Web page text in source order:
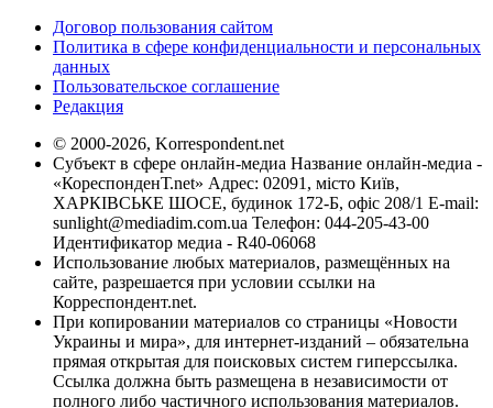
Договор пользования сайтом
Политика в сфере конфиденциальности и персональных
данных
Пользовательское соглашение
Редакция
© 2000-2026, Korrespondent.net
Субъект в сфере онлайн-медиа Название онлайн-медиа -
«КореспонденТ.net» Адрес: 02091, місто Київ,
ХАРКІВСЬКЕ ШОСЕ, будинок 172-Б, офіс 208/1 E-mail:
sunlight@mediadim.com.ua Телефон: 044-205-43-00
Идентификатор медиа - R40-06068
Использование любых материалов, размещённых на
сайте, разрешается при условии ссылки на
Корреспондент.net.
При копировании материалов со страницы «Новости
Украины и мира», для интернет-изданий – обязательна
прямая открытая для поисковых систем гиперссылка.
Ссылка должна быть размещена в независимости от
полного либо частичного использования материалов.